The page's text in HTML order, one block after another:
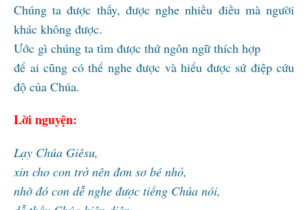
Chúng ta được thấy, được nghe nhiều điều mà người
khác không được.
Ước gì chúng ta tìm được thứ ngôn ngữ thích hợp
để ai cũng có thể nghe được và hiểu được sứ điệp cứu
độ của Chúa.
Lời nguyện:
Lạy Chúa Giêsu,
xin cho con trở nên đơn sơ bé nhỏ,
nhờ đó con dễ nghe được tiếng Chúa nói,